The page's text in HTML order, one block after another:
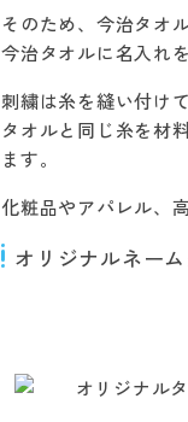
そのため、今治タオ
今治タオルに名入れ
刺繍は糸を縫い付け
タオルと同じ糸を材
ます。
化粧品やアパレル、
オリジナルネー